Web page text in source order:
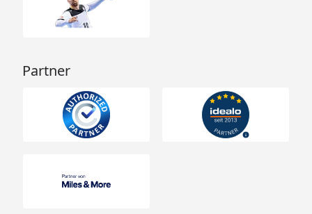
Partner